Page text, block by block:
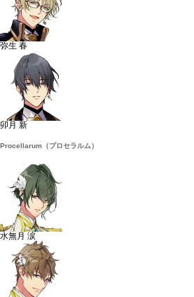
弥生 春
卯月 新
Procellarum（プロセラルム）
水無月 涙